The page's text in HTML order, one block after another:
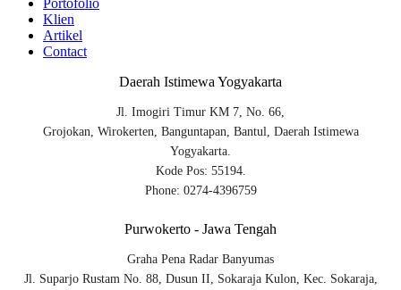
Portofolio
Klien
Artikel
Contact
Daerah Istimewa Yogyakarta
Jl. Imogiri Timur KM 7, No. 66,
Grojokan, Wirokerten, Banguntapan, Bantul, Daerah Istimewa
Yogyakarta.
Kode Pos: 55194.
Phone: 0274-4396759
Purwokerto - Jawa Tengah
Graha Pena Radar Banyumas
Jl. Suparjo Rustam No. 88, Dusun II, Sokaraja Kulon, Kec. Sokaraja,